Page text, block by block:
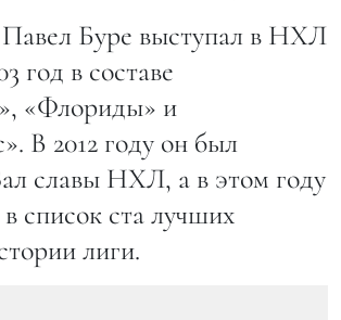
Буре выступал в НХЛ
год в составе
«Флориды» и
В 2012 году он был
славы НХЛ, а в этом году
список ста лучших
лиги.